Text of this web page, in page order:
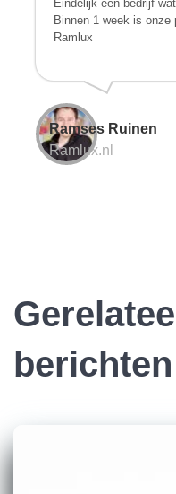
Eindelijk een bedrijf
Binnen 1 week is
Ramlux
Ramses Ruinen
Ramlux.nl
berichten